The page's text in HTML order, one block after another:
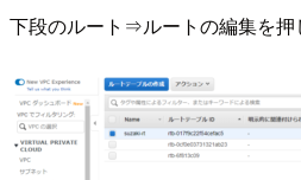
下段のルート⇒ルートの編集を押